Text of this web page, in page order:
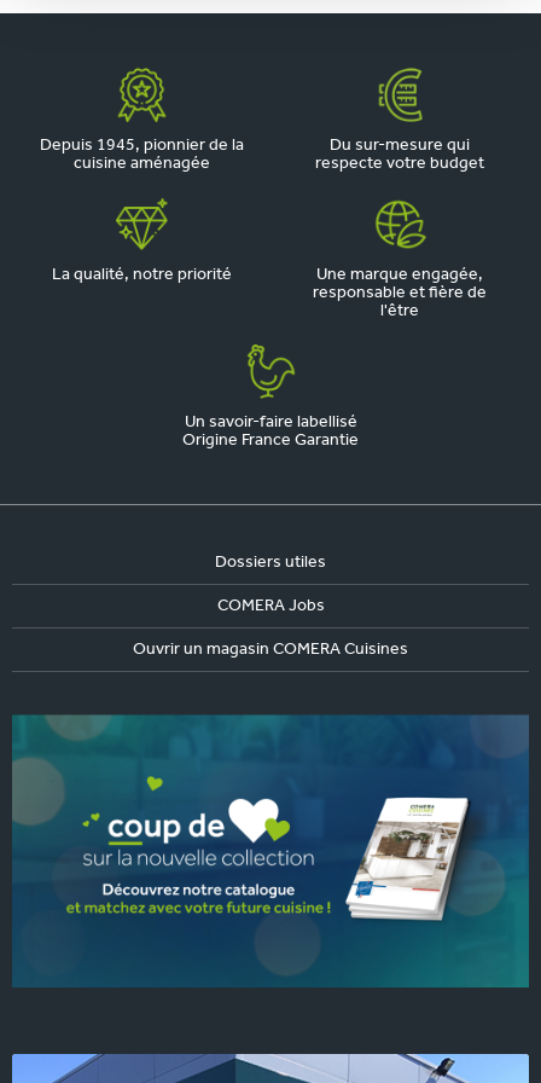
Depuis 1945, pionnier de la
cuisine aménagée
Du sur-mesure qui
respecte votre budget
La qualité, notre priorité
Une marque engagée,
responsable et fière de
l'être
Un savoir-faire labellisé
Origine France Garantie
Dossiers utiles
COMERA Jobs
Ouvrir un magasin COMERA Cuisines